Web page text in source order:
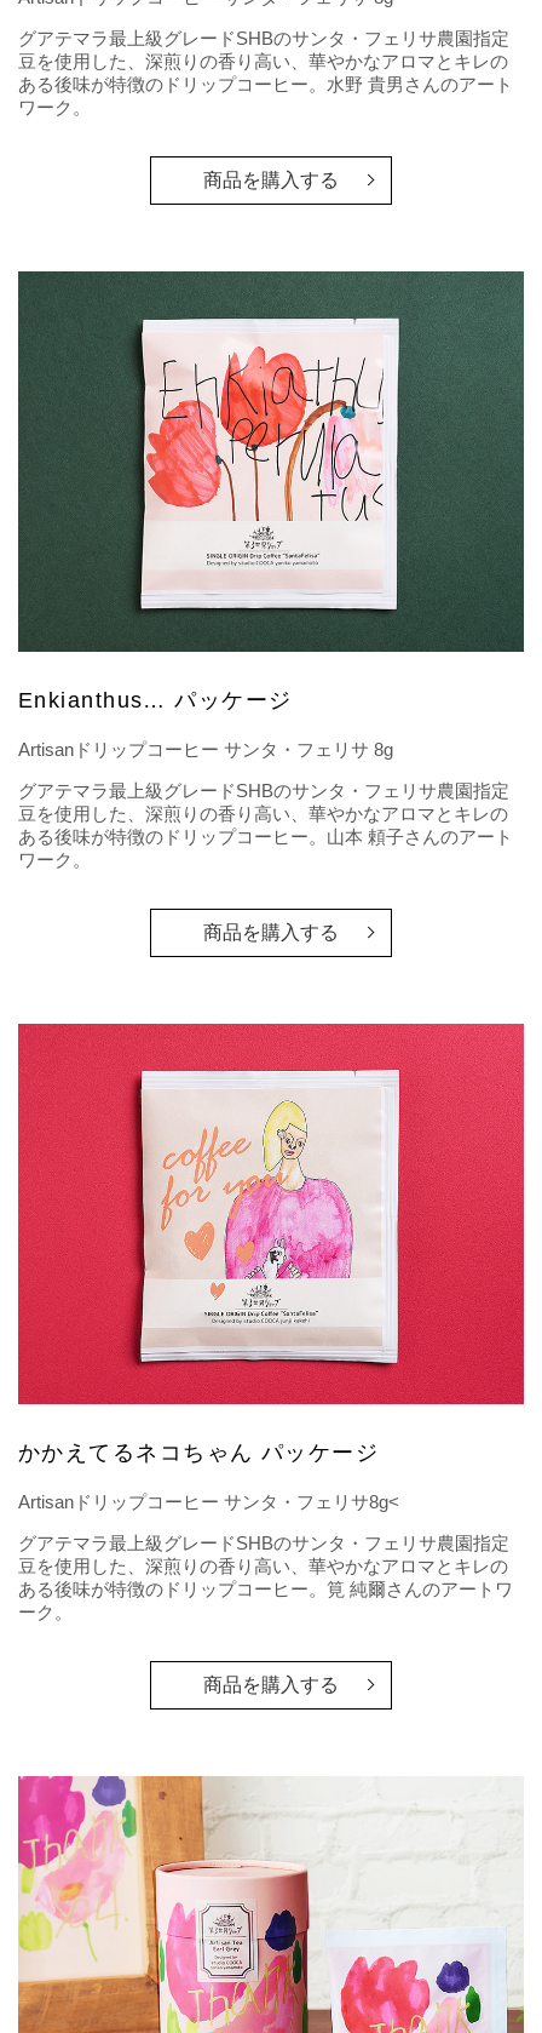
グアテマラ最上級グレードSHBのサンタ・フェリサ農園指定
豆を使用した、深煎りの香り高い、華やかなアロマとキレの
ある後味が特徴のドリップコーヒー。水野 貴男さんのアート
ワーク。
商品を購入する
Enkianthus… パッケージ
Artisanドリップコーヒー サンタ・フェリサ 8g
グアテマラ最上級グレードSHBのサンタ・フェリサ農園指定
豆を使用した、深煎りの香り高い、華やかなアロマとキレの
ある後味が特徴のドリップコーヒー。山本 頼子さんのアート
ワーク。
商品を購入する
かかえてるネコちゃん パッケージ
Artisanドリップコーヒー サンタ・フェリサ8g<
グアテマラ最上級グレードSHBのサンタ・フェリサ農園指定
豆を使用した、深煎りの香り高い、華やかなアロマとキレの
ある後味が特徴のドリップコーヒー。筧 純爾さんのアートワ
ーク。
商品を購入する